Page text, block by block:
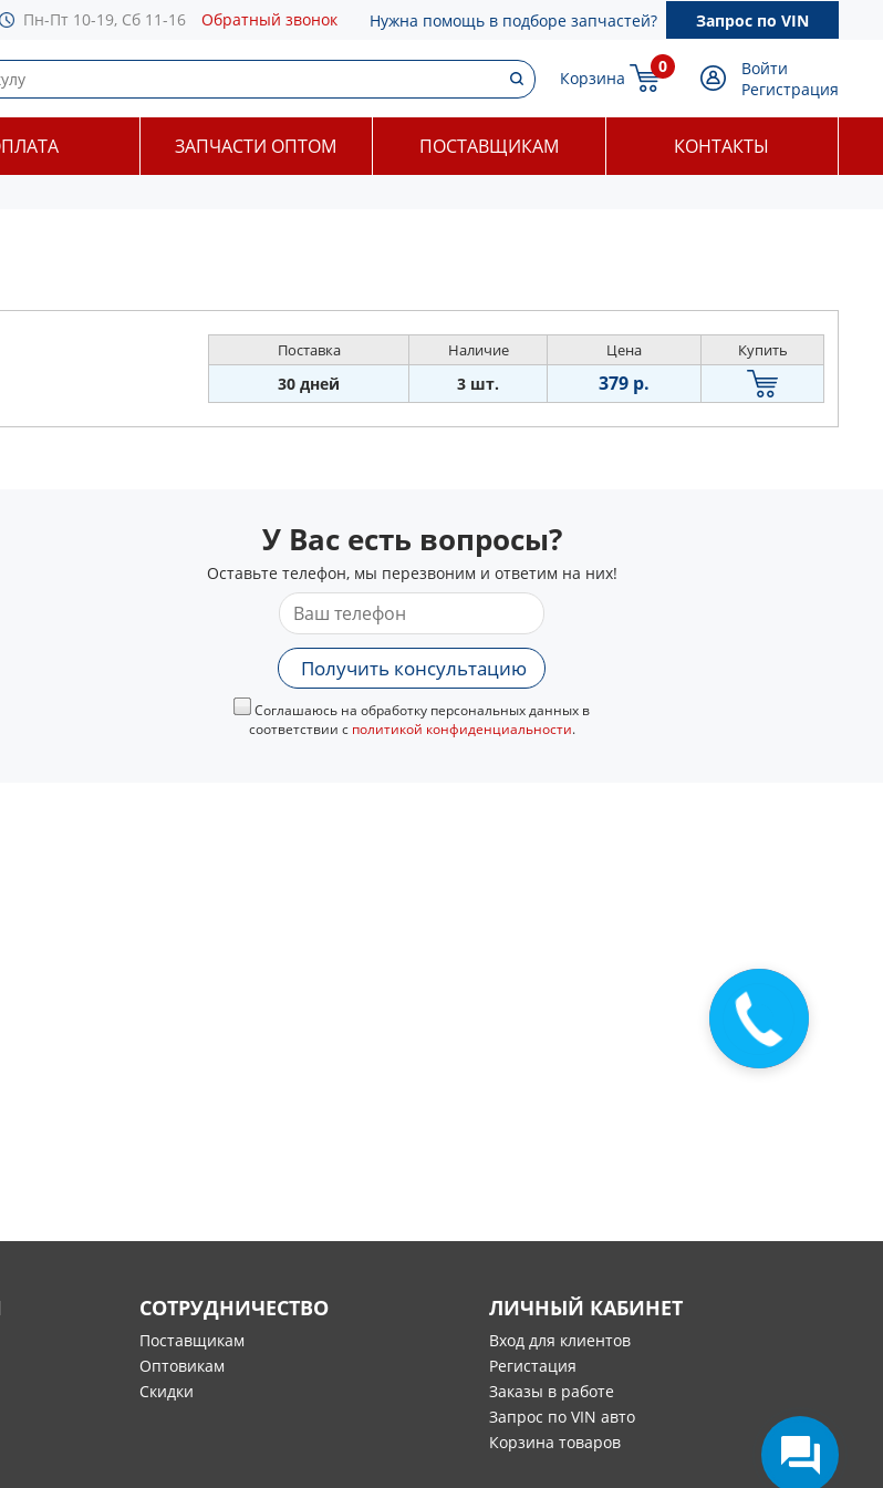
Пн-Пт 10-19, Сб 11-16 Обратный звонок Нужна помощь в подборе запчастей? Запрос по VIN
Корзина
0
Войти
Регистрация
ЗАПЧАСТИ ОПТОМ ПОСТАВЩИКАМ КОНТАКТЫ
Поставка Наличие Цена Купить
30 дней 3 шт. 379 р.
У Вас есть вопросы?
Оставьте телефон, мы перезвоним и ответим на них!
Получить консультацию
Соглашаюсь на обработку персональных данных в
соответствии с политикой конфиденциальности.
СОТРУДНИЧЕСТВО
Поставщикам
Оптовикам
Скидки
ЛИЧНЫЙ КАБИНЕТ
Вход для клиентов
Регистация
Заказы в работе
Запрос по VIN авто
Корзина товаров
Закажите
звонок